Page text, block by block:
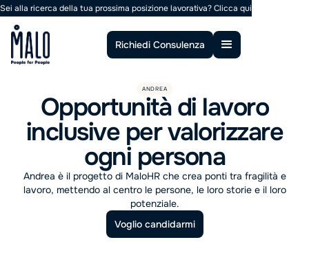
Sei alla ricerca della tua prossima posizione lavorativa?Clicca qui
Richiedi Consulenza
ANDREA
Opportunità di lavoro
inclusive per valorizzare
ogni persona
Andrea è il progetto di MaloHR che crea ponti tra fragilità e
lavoro, mettendo al centro le persone, le loro storie e il loro
potenziale.
Voglio candidarmi